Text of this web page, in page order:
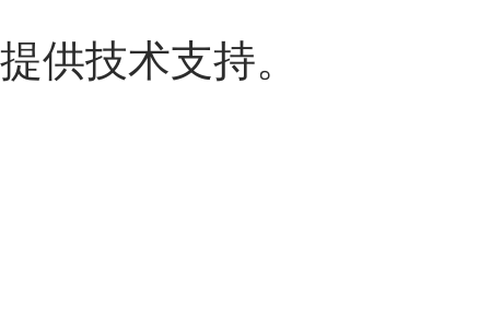
提供技术支持。